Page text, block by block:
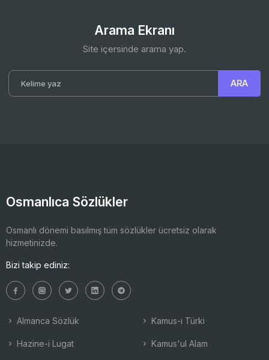
Arama Ekranı
Site içersinde arama yap.
Osmanlıca Sözlükler
Osmanlı dönemi basılmış tüm sözlükler ücretsiz olarak
hizmetinizde.
Bizi takip ediniz:
Almanca Sözlük
Hazine-i Lugat
Kamus-ı Türki
Kamus'ul Alam